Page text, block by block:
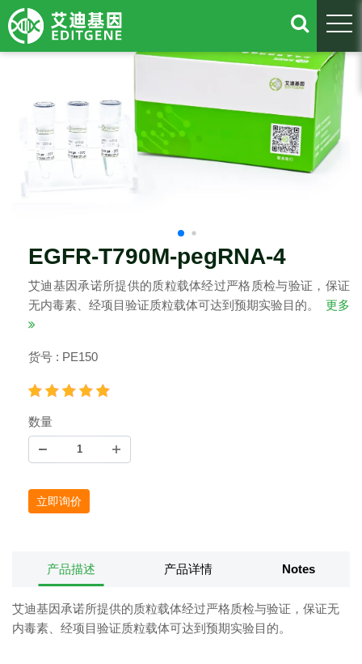
EGFR-T790M-pegRNA-4
艾迪基因承诺所提供的质粒载体经过严格质检与验证，保证
无内毒素、经项目验证质粒载体可达到预期实验目的。
更多
货号 : PE150
数量
立即询价
产品描述 产品详情 Notes
艾迪基因承诺所提供的质粒载体经过严格质检与验证，保证无
内毒素、经项目验证质粒载体可达到预期实验目的。